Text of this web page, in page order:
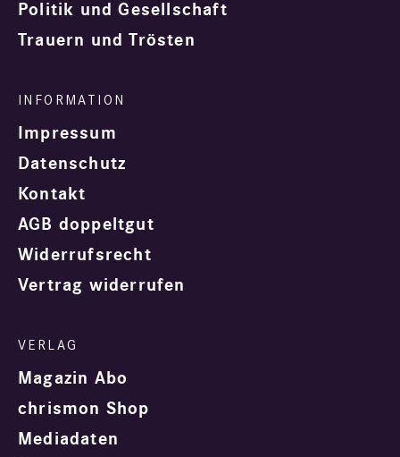
Politik und Gesellschaft
Trauern und Trösten
Impressum
Datenschutz
Kontakt
AGB doppeltgut
Widerrufsrecht
Vertrag widerrufen
Magazin Abo
chrismon Shop
Mediadaten